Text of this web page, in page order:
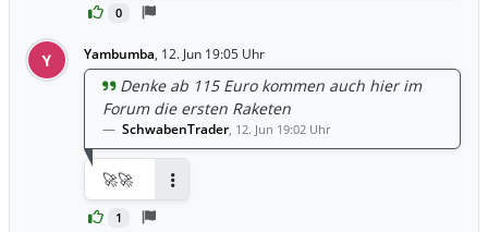
0
Y Yambumba, 12. Jun 19:05 Uhr
1
Denke ab 115 Euro kommen auch hier im
Forum die ersten Raketen
SchwabenTrader, 12. Jun 19:02 Uhr
🚀🚀